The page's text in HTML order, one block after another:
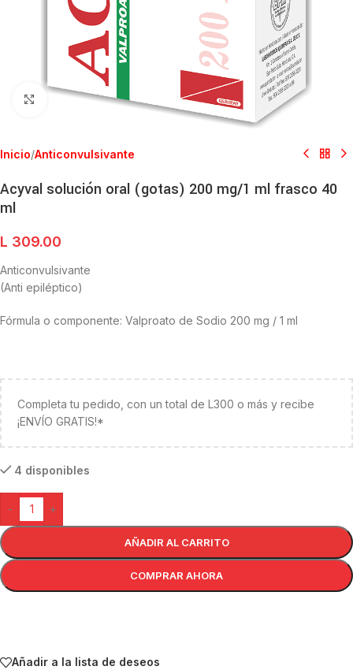
Clic para ampliar
Inicio/Anticonvulsivante
Acyval solución oral (gotas) 200 mg/1 ml frasco 40
ml
L 309.00
Anticonvulsivante
(Anti epiléptico)
Fórmula o componente: Valproato de Sodio 200 mg / 1 ml
Completa tu pedido, con un total de L300 o más y recibe
¡ENVÍO GRATIS!*
4 disponibles
- +
AÑADIR AL CARRITO
COMPRAR AHORA
Añadir a la lista de deseos